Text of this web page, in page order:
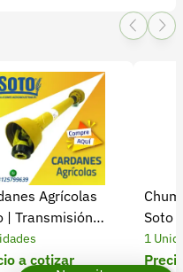
Agrícolas
| Transmisión
y confiable​
a cotizar
Soto
1